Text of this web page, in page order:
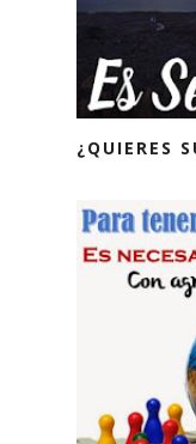
¿QUIERES